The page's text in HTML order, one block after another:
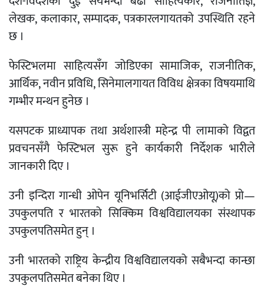
लेखक, कलाकार, सम्पादक, पत्रकारलगायतको उपस्थिति रहने
छ ।
फेस्टिभलमा साहित्यसँग जोडिएका सामाजिक, राजनीतिक,
आर्थिक, नवीन प्रविधि, सिनेमालगायत विविध क्षेत्रका विषयमाथि
गम्भीर मन्थन हुनेछ ।
यसपटक प्राध्यापक तथा अर्थशास्त्री महेन्द्र पी लामाको विद्वत
प्रवचनसँगै फेस्टिभल सुरू हुने कार्यकारी निर्देशक भारीले
जानकारी दिए ।
उनी इन्दिरा गान्धी ओपेन यूनिभर्सिटी (आईजीएओयू)को प्रो—
उपकुलपति र भारतको सिक्किम विश्वविद्यालयका संस्थापक
उपकुलपतिसमेत हुन् ।
उनी भारतको राष्ट्रिय केन्द्रीय विश्वविद्यालयको सबैभन्दा कान्छा
उपकुलपतिसमेत बनेका थिए ।